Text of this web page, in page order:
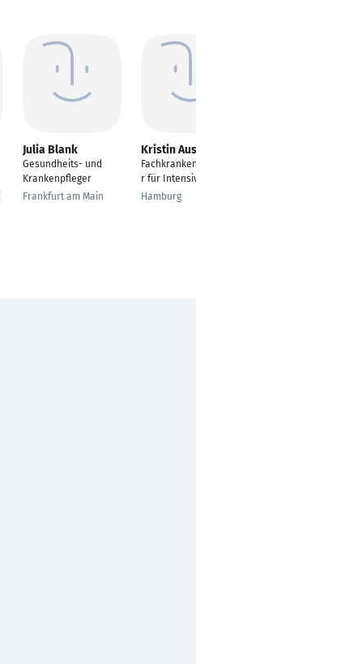
Julia Blank
Gesundheits- und
Krankenpfleger
Frankfurt am Main
Kristin Auschrat
Fachkrankenschweste
r für Intensivpflege
Hamburg